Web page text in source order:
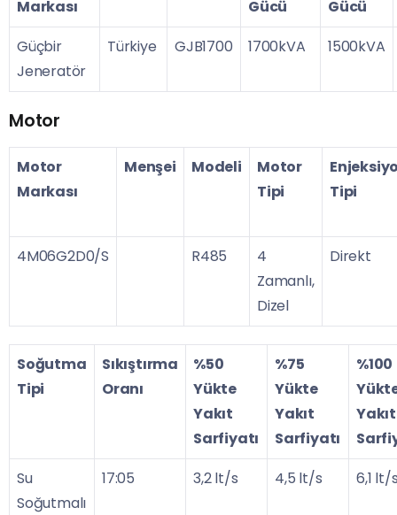
Markası
Gücü
Gücü
Güçbir
Jeneratör
Türkiye GJB1700 1700kVA 1500kVA
Motor
Motor
Markası
Menşei Modeli
Motor
Tipi
Tipi
4M06G2D0/S R485
4
Zamanlı,
Dizel
Direkt
Soğutma
Tipi
Sıkıştırma
Oranı
%50
Yükte
Yakıt
Sarfiyatı
%75
Yükte
Yakıt
Sarfiyatı
%100
Yakıt
Su
Soğutmalı
17:05 3,2 lt/s 4,5 lt/s 6,1 lt/